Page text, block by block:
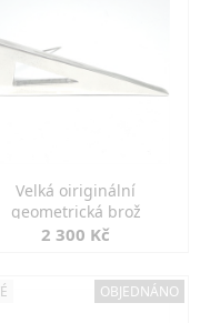
Velká oiriginální
geometrická brož
2 300 Kč
OBJEDNÁNO